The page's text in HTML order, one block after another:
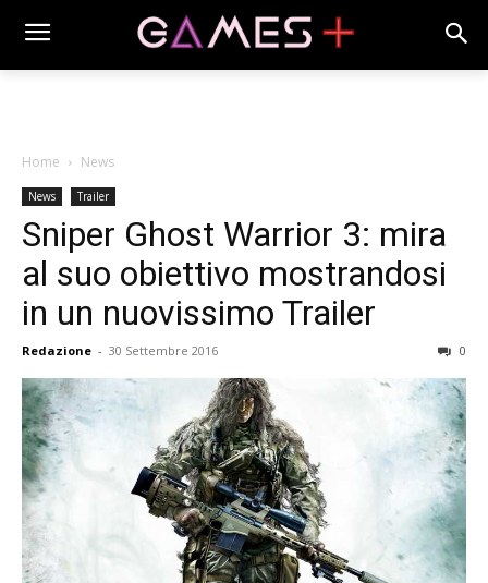
Home News
News Trailer
Sniper Ghost Warrior 3: mira
al suo obiettivo mostrandosi
in un nuovissimo Trailer
Redazione - 30 Settembre 2016 0